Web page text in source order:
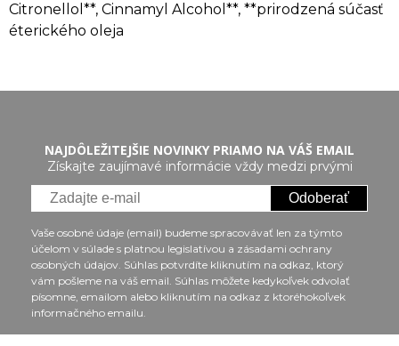
Citronellol**, Cinnamyl Alcohol**, **prirodzená súčasť
éterického oleja
NAJDÔLEŽITEJŠIE NOVINKY PRIAMO NA VÁŠ EMAIL
Získajte zaujímavé informácie vždy medzi prvými
Odoberať
Vaše osobné údaje (email) budeme spracovávať len za týmto
účelom v súlade s platnou legislatívou a zásadami ochrany
osobných údajov. Súhlas potvrdíte kliknutím na odkaz, ktorý
vám pošleme na váš email. Súhlas môžete kedykoľvek odvolať
písomne, emailom alebo kliknutím na odkaz z ktoréhokoľvek
informačného emailu.